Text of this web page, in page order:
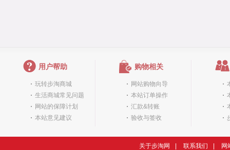
用户帮助
玩转步淘商城
生活商城常见问题
网站的保障计划
本站意见建议
购物相关
网站购物向导
本站订单操作
汇款&转账
验收与签收
关于步淘网 联系我们 网